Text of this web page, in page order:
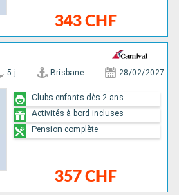
343 CHF
5 j Brisbane 28/02/2027
357 CHF
Clubs enfants dès 2 ans
Activités à bord incluses
Pension complète